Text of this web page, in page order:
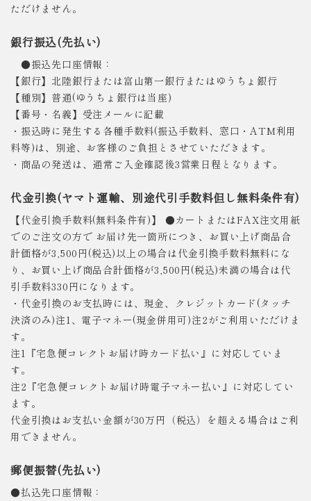
ただけません。
銀行振込(先払い)
●振込先口座情報：
【銀行】北陸銀行または富山第一銀行またはゆうちょ銀行
【種別】普通(ゆうちょ銀行は当座)
【番号・名義】受注メールに記載
・振込時に発生する各種手数料(振込手数料、窓口・ATM利用
料等)は、別途、お客様のご負担とさせていただきます。
・商品の発送は、通常ご入金確認後3営業日程となります。
代金引換(ヤマト運輸、別途代引手数料但し無料条件有)
【代金引換手数料(無料条件有)】 ●カートまたはFAX注文用紙
でのご注文の方で お届け先一箇所につき、お買い上げ商品合
計価格が3,500円(税込)以上の場合は代金引換手数料無料にな
り、お買い上げ商品合計価格が3,500円(税込)未満の場合は代
引手数料330円になります。
・代金引換のお支払時には、現金、クレジットカード(タッチ
決済のみ)注1、電子マネー(現金併用可)注2がご利用いただけま
す。
注1『宅急便コレクトお届け時カード払い』に対応していま
す。
注2『宅急便コレクトお届け時電子マネー払い』に対応してい
ます。
代金引換はお支払い金額が30万円（税込）を超える場合はご利
用できません。
郵便振替(先払い)
●払込先口座情報：